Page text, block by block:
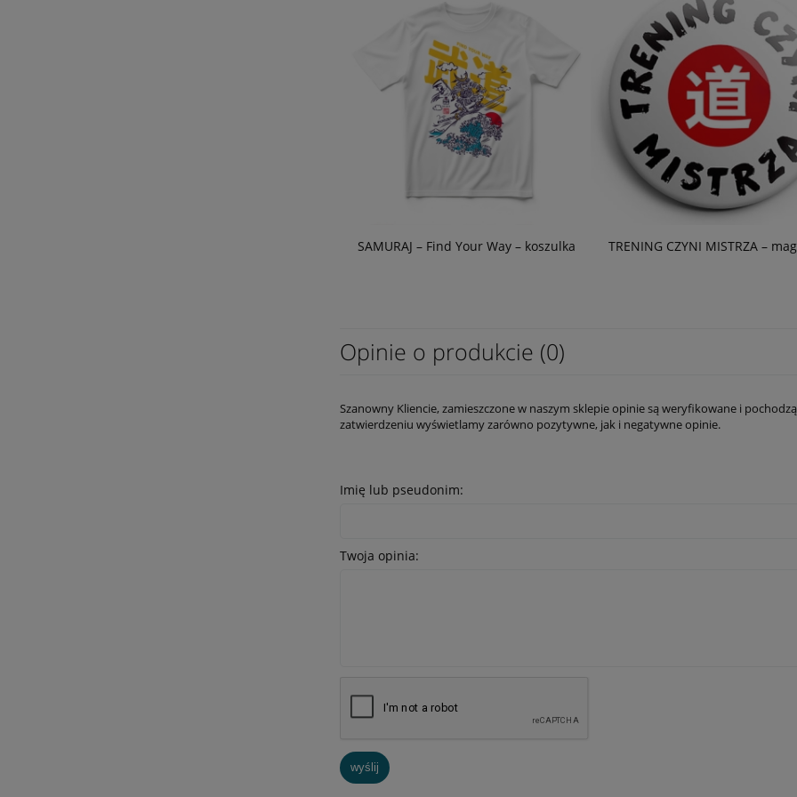
SAMURAJ – Find Your Way – koszulka TRENING CZYNI MISTRZA –
Opinie o produkcie (0)
Szanowny Kliencie, zamieszczone w naszym sklepie opinie są weryfikowane i
zatwierdzeniu wyświetlamy zarówno pozytywne, jak i negatywne opinie.
Imię lub pseudonim:
Twoja opinia:
wyślij